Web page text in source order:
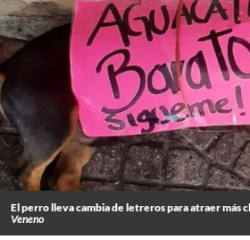
El perro lleva cambia de letreros para atraer más
Veneno